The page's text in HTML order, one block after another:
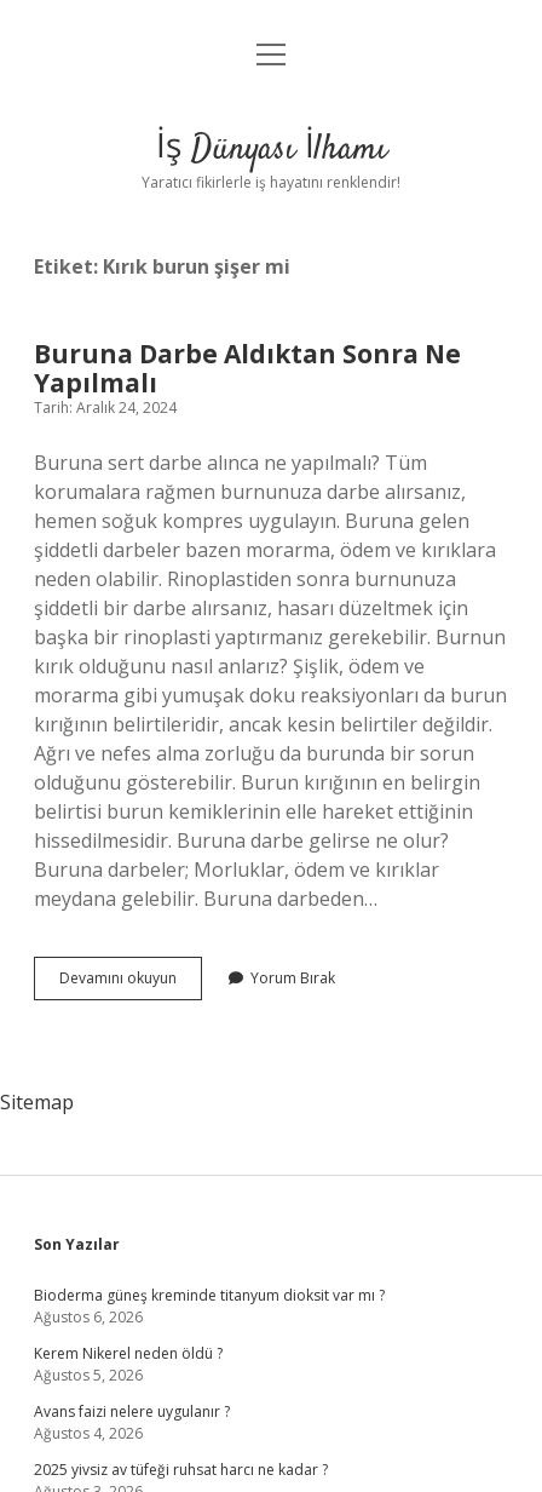
Anasayfa
Yasal Uyarı
menüyü
İş Dünyası İlhamı
Yaratıcı fikirlerle iş hayatını renklendir!
Etiket: Kırık burun şişer mi
Buruna Darbe Aldıktan Sonra Ne
Yapılmalı
Tarih: Aralık 24, 2024
Buruna sert darbe alınca ne yapılmalı? Tüm
korumalara rağmen burnunuza darbe alırsanız,
hemen soğuk kompres uygulayın. Buruna gelen
şiddetli darbeler bazen morarma, ödem ve kırıklara
neden olabilir. Rinoplastiden sonra burnunuza
şiddetli bir darbe alırsanız, hasarı düzeltmek için
başka bir rinoplasti yaptırmanız gerekebilir. Burnun
kırık olduğunu nasıl anlarız? Şişlik, ödem ve
morarma gibi yumuşak doku reaksiyonları da burun
kırığının belirtileridir, ancak kesin belirtiler değildir.
Ağrı ve nefes alma zorluğu da burunda bir sorun
olduğunu gösterebilir. Burun kırığının en belirgin
belirtisi burun kemiklerinin elle hareket ettiğinin
hissedilmesidir. Buruna darbe gelirse ne olur?
Buruna darbeler; Morluklar, ödem ve kırıklar
meydana gelebilir. Buruna darbeden…
Devamını okuyun
Darbe
Yorum Bırak
Sitemap
Sidebar
Son Yazılar
Bioderma güneş kreminde titanyum dioksit var mı ?
Ağustos 6, 2026
Kerem Nikerel neden öldü ?
Ağustos 5, 2026
Avans faizi nelere uygulanır ?
Ağustos 4, 2026
2025 yivsiz av tüfeği ruhsat harcı ne kadar ?